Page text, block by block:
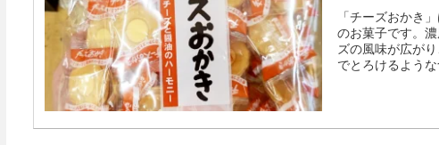
「チーズおかき
のお菓子です。
ズの風味が広が
でとろけるよう